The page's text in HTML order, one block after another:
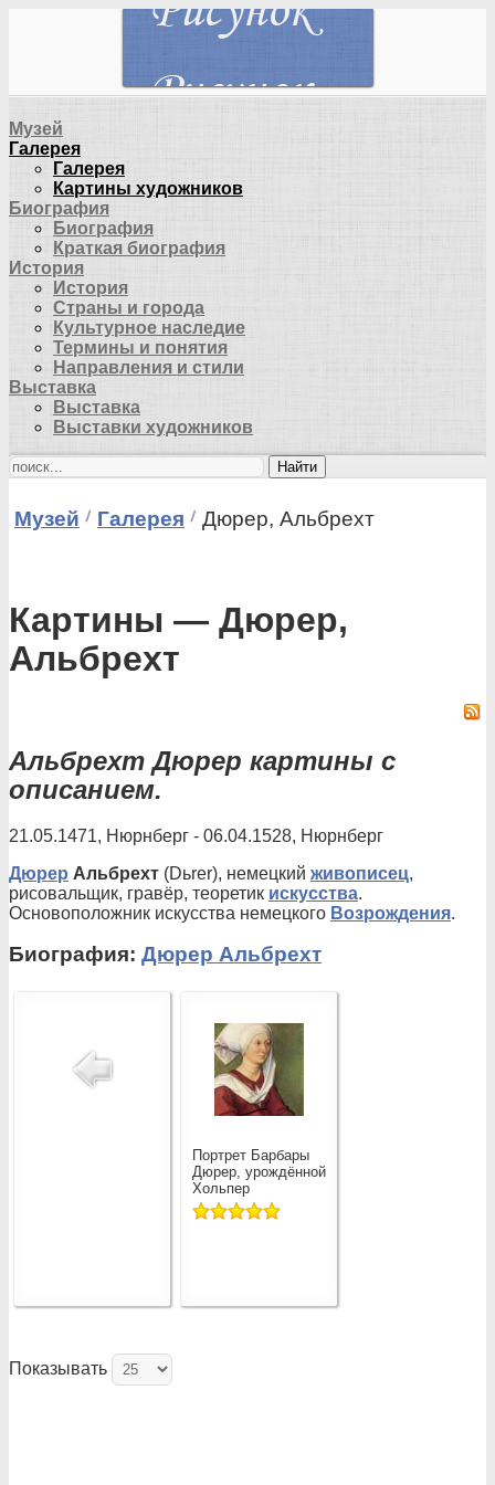
Музей
Галерея
Галерея
Картины художников
Биография
Биография
Краткая биография
История
История
Страны и города
Культурное наследие
Термины и понятия
Направления и стили
Выставка
Выставка
Выставки художников
Найти
Музей Галерея Дюрер, Альбрехт
Картины — Дюрер,
Альбрехт
Альбрехт Дюрер картины с
описанием.
21.05.1471, Нюрнберг - 06.04.1528, Нюрнберг
Дюрер Альбрехт (Dьrer), немецкий живописец,
рисовальщик, гравёр, теоретик искусства.
Основоположник искусства немецкого Возрождения.
Биография: Дюрер Альбрехт
Портрет Барбары
Дюрер, урождённой
Хольпер
Показывать